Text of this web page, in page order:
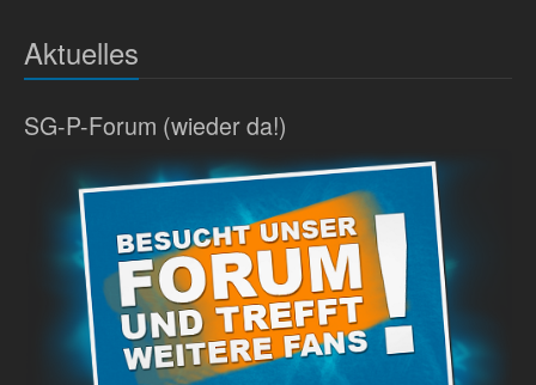
Aktuelles
SG-P-Forum (wieder da!)